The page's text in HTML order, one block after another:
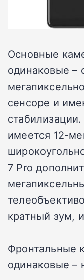
Основные
одинаковые –
сенсоре и
имеется 12-
7 Pro
кратный зум,
Фронтальные
одинаковые –